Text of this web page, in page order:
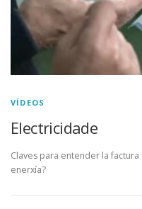
VÍDEOS
Electricidade
Claves para entender la
enerxía?